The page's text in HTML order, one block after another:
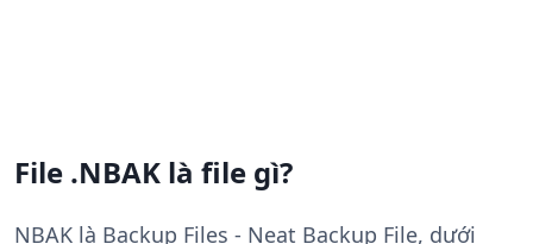
File .NBAK là file gì?
NBAK là Backup Files - Neat Backup File, dưới